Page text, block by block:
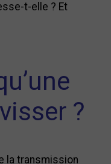
t-elle ? Et
?
la transmission